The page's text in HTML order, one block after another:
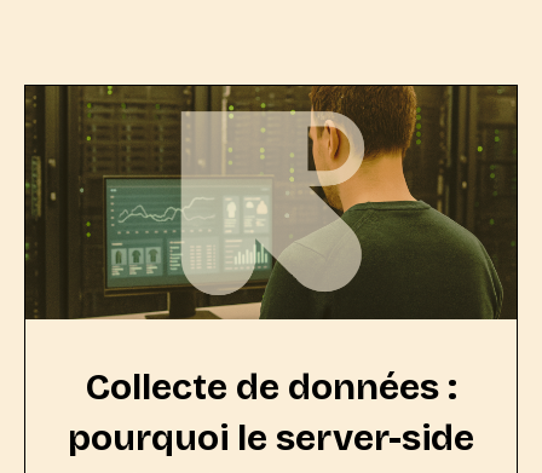
Collecte de données :
pourquoi le server-side